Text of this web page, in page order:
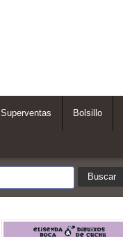
Superventas Bolsillo